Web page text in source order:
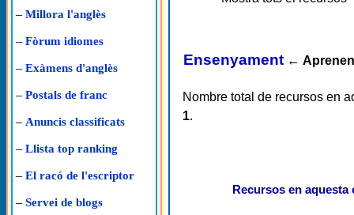
– Millora l'anglès
– Fòrum idiomes
– Exàmens d'anglès
– Postals de franc
– Anuncis classificats
– Llista top ranking
– El racó de l'escriptor
– Servei de blogs
Ensenyament ←
Nombre total de recursos en
1.
Recursos en aquesta